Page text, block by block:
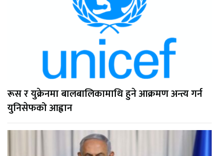
रूस र युक्रेनमा बालबालिकामाथि हुने आक्रमण अन्त्य गर्न
युनिसेफको आह्वान